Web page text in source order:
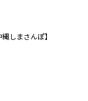
しまさんぽ】